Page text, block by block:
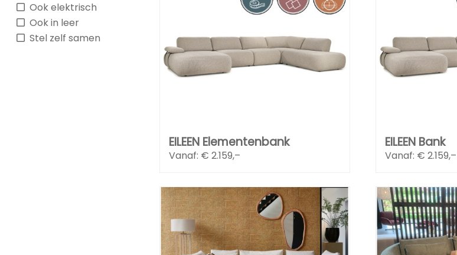
Ook elektrisch
Ook in leer
Stel zelf samen
EILEEN Elementenbank
Vanaf: € 2.159,–
EILEEN Bank
Vanaf: € 2.159,–